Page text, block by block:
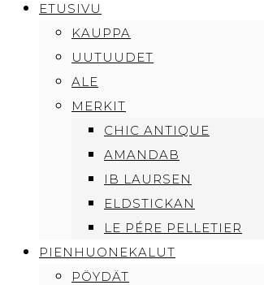
ETUSIVU
KAUPPA
UUTUUDET
ALE
MERKIT
CHIC ANTIQUE
AMANDAB
IB LAURSEN
ELDSTICKAN
LE PÉRE PELLETIER
PIENHUONEKALUT
PÖYDÄT